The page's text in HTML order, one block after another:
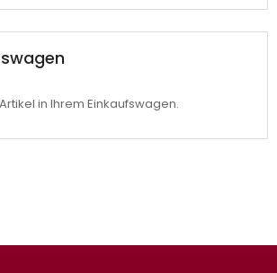
in Ihrem Einkaufswagen.